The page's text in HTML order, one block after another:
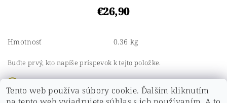
€26,90
Hmotnosť 0.36 kg
Buďte prvý, kto napíše príspevok k tejto položke.
Pridať komentár
Buďte prvý, kto napíše príspevok k tejto položke.
Tento web používa súbory cookie. Ďalším kliknutím